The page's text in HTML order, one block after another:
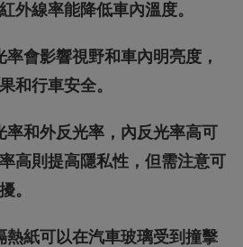
外線率能降低車內溫度。
會影響視野和車內明亮度，
和行車安全。
率和外反光率，內反光率高可
高則提高隱私性，但需注意可
。
熱紙可以在汽車玻璃受到撞擊